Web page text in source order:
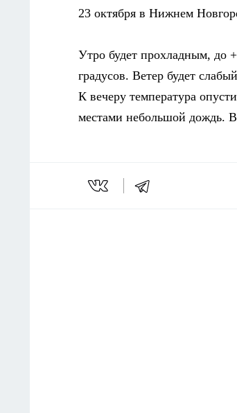
23 октября в Нижнем
Утро будет прохладным, до
градусов. Ветер будет
К вечеру температура
местами небольшой дождь.